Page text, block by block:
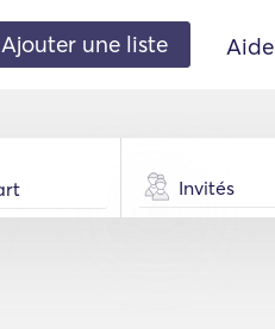
Ajouter une liste Aide
Invités